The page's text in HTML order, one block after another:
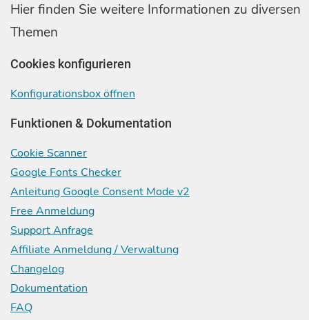
Hier finden Sie weitere Informationen zu diversen
Themen
Cookies konfigurieren
Konfigurationsbox öffnen
Funktionen & Dokumentation
Cookie Scanner
Google Fonts Checker
Anleitung Google Consent Mode v2
Free Anmeldung
Support Anfrage
Affiliate Anmeldung / Verwaltung
Changelog
Dokumentation
FAQ